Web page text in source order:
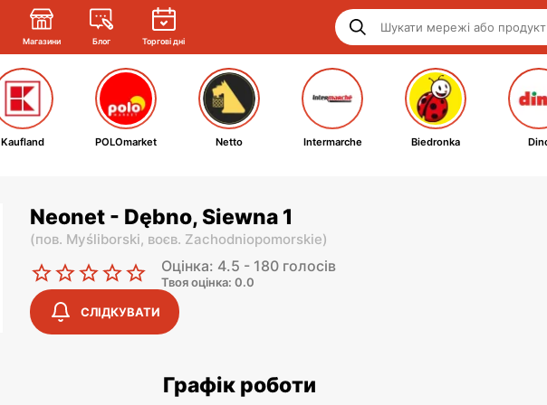
Магазини Блог Торгові дні
Kaufland POLOmarket Netto Intermarche Biedronka
Neonet - Dębno, Siewna 1
(пов. Myśliborski, воєв. Zachodniopomorskie)
Оцінка: 4.5 - 180 голосів
Твоя оцінка: 0.0
СЛІДКУВАТИ
Графік роботи